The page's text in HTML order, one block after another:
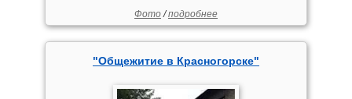
Фото/подробнее
"Общежитие в Красногорске"